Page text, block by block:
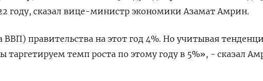
году, сказал вице-министр экономики Азамат Амрин.
ВВП) правительства на этот год 4%. Но учитывая
таргетируем темп роста по этому году в 5%», - сказал